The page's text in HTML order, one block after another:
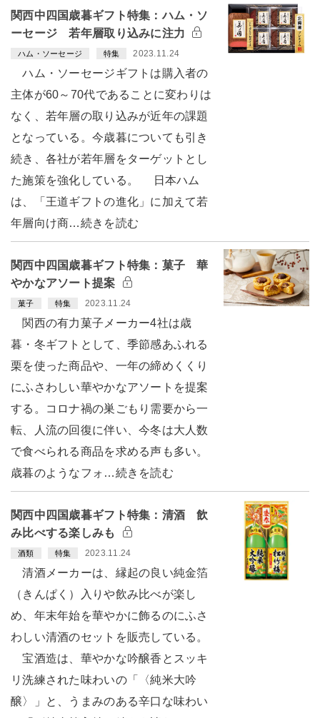
関西中四国歳暮ギフト特集：ハム・ソ
ーセージ 若年層取り込みに注力
ハム・ソーセージ 特集 2023.11.24
ハム・ソーセージギフトは購入者の
主体が60～70代であることに変わりは
なく、若年層の取り込みが近年の課題
となっている。今歳暮についても引き
続き、各社が若年層をターゲットとし
た施策を強化している。 日本ハム
は、「王道ギフトの進化」に加えて若
年層向け商…続きを読む
関西中四国歳暮ギフト特集：菓子 華
やかなアソート提案
菓子 特集 2023.11.24
関西の有力菓子メーカー4社は歳
暮・冬ギフトとして、季節感あふれる
栗を使った商品や、一年の締めくくり
にふさわしい華やかなアソートを提案
する。コロナ禍の巣ごもり需要から一
転、人流の回復に伴い、今冬は大人数
で食べられる商品を求める声も多い。
歳暮のようなフォ…続きを読む
関西中四国歳暮ギフト特集：清酒 飲
み比べする楽しみも
酒類 特集 2023.11.24
清酒メーカーは、縁起の良い純金箔
（きんぱく）入りや飲み比べが楽し
め、年末年始を華やかに飾るのにふさ
わしい清酒のセットを販売している。
宝酒造は、華やかな吟醸香とスッキ
リ洗練された味わいの「〈純米大吟
醸〉」と、うまみのある辛口な味わい